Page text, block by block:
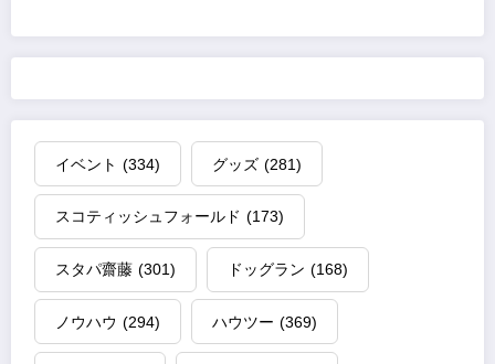
イベント (334) グッズ (281)
スコティッシュフォールド (173)
スタパ齋藤 (301) ドッグラン (168)
ノウハウ (294) ハウツー (369)